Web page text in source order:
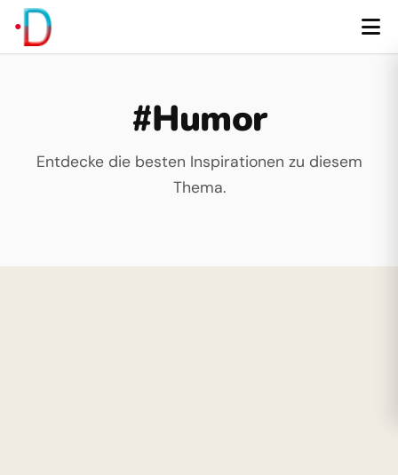
#Humor
Entdecke die besten Inspirationen zu diesem
Thema.